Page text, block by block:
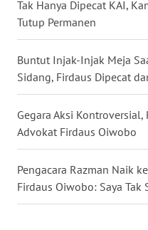
Tak Hanya Dipecat KAI,
Tutup Permanen
Buntut Injak-Injak Meja
Sidang, Firdaus Dipecat
Gegara Aksi
Advokat Firdaus Oiwobo
Pengacara Razman Naik
Firdaus Oiwobo: Saya Tak
WN
NUSANTARA
JOGJA
WN
JATIM
WN
BALI